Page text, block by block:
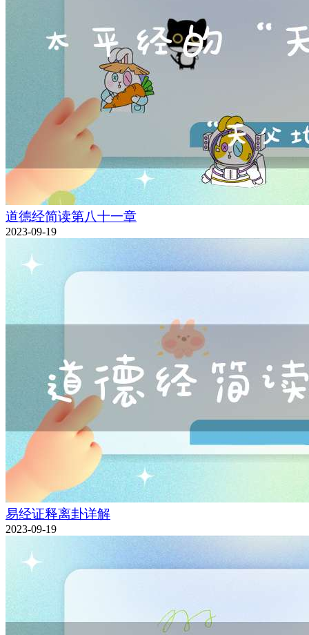
道德经简读第八十一章
2023-09-19
易经证释离卦详解
2023-09-19